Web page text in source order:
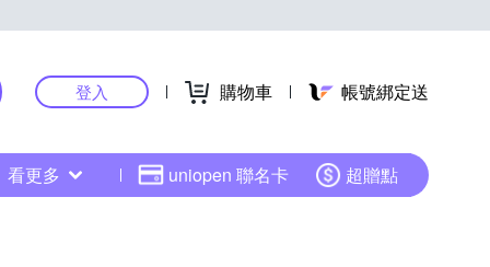
登入 購物車 帳號綁定送
看更多 uniopen 聯名卡 超贈點